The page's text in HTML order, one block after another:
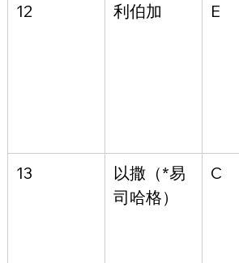
12 利伯加 E
13
以撒（*易
司哈格）
C